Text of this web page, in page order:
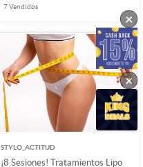
7Vendidos
STYLO_ACTITUD
¡8 Sesiones! Tratamientos Lipo
×
×